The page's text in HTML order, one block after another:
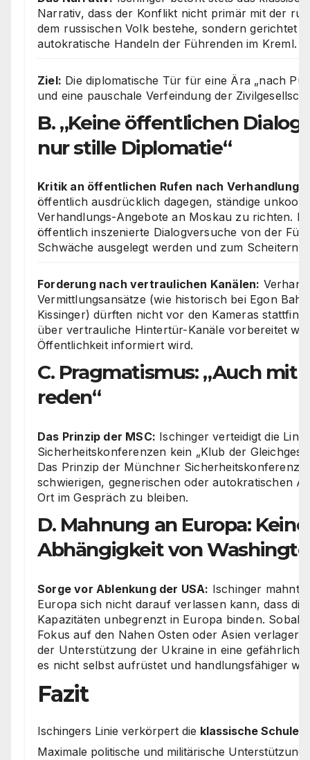
Narrativ, dass der Konflikt nicht primär mit der
dem russischen Volk bestehe, sondern gerichtet
autokratische Handeln der Führenden im Kreml.
Ziel: Die diplomatische Tür für eine Ära „nach
und eine pauschale Verfeindung der
B. „Keine öffentlichen
nur stille Diplomatie“
Kritik an öffentlichen Rufen nach
öffentlich ausdrücklich dagegen, ständige
Verhandlungs-Angebote an Moskau zu richten.
öffentlich inszenierte Dialogversuche von der
Schwäche ausgelegt werden und zum Scheitern
Forderung nach vertraulichen Kanälen:
Vermittlungsansätze (wie historisch bei Egon
Kissinger) dürften nicht vor den Kameras
über vertrauliche Hintertür-Kanäle vorbereitet
Öffentlichkeit informiert wird.
C. Pragmatismus: „Auch mit
reden“
Das Prinzip der MSC: Ischinger verteidigt die
Sicherheitskonferenzen kein „Klub der
Das Prinzip der Münchner Sicherheitskonferenz
schwierigen, gegnerischen oder autokratischen
Ort im Gespräch zu bleiben.
D. Mahnung an Europa: Keine
Abhängigkeit von
Sorge vor Ablenkung der USA: Ischinger mahnt
Europa sich nicht darauf verlassen kann, dass
Kapazitäten unbegrenzt in Europa binden. Sobald
Fokus auf den Nahen Osten oder Asien
der Unterstützung der Ukraine in eine
es nicht selbst aufrüstet und handlungsfähiger
Fazit
Ischingers Linie verkörpert die klassische Schule
Maximale politische und militärische